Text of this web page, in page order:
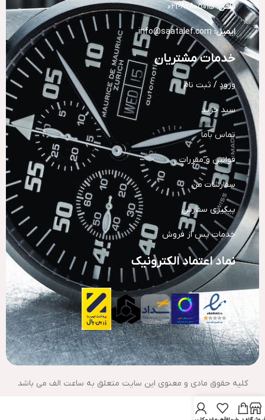
تلفن:82805015-021
ایمیل: info@saatalef.com
خدمات مشتریان
ورود / ثبت نام
سبد خرید
تماس باما
قوانین و مقررات
سفارشات من
پیگیری سفارش
خدمات پس از فروش
نماد اعتماد الکترونیک
کلیه حقوق مادی و معنوی این سایت متعلق به ساعت الف می باشد